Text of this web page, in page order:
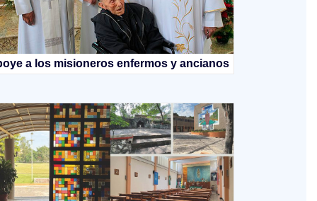
a los misioneros enfermos y ancianos